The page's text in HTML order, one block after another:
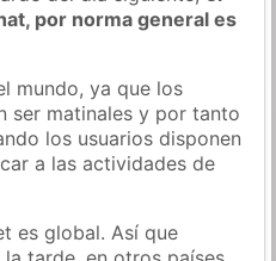
por norma general es
mundo, ya que los
ser matinales y por tanto
los usuarios disponen
a las actividades de
es global. Así que